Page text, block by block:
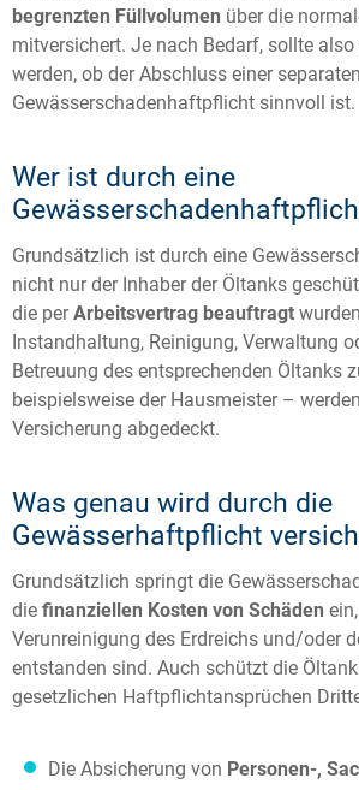
begrenzten Füllvolumen über die
mitversichert. Je nach Bedarf, sollte
werden, ob der Abschluss einer separaten
Gewässerschadenhaftpflicht sinnvoll ist.
Wer ist durch eine
Grundsätzlich ist durch eine
nicht nur der Inhaber der Öltanks
die perArbeitsvertrag beauftragt
Instandhaltung, Reinigung, Verwaltung
Betreuung des entsprechenden Öltanks
beispielsweise der Hausmeister –
Versicherung abgedeckt.
Was genau wird durch die
Gewässerhaftpflicht
Grundsätzlich springt die
die finanziellen Kosten von Schäden
Verunreinigung des Erdreichs und/oder
entstanden sind. Auch schützt die
gesetzlichen Haftpflichtansprüchen
Die Absicherung von Personen-,